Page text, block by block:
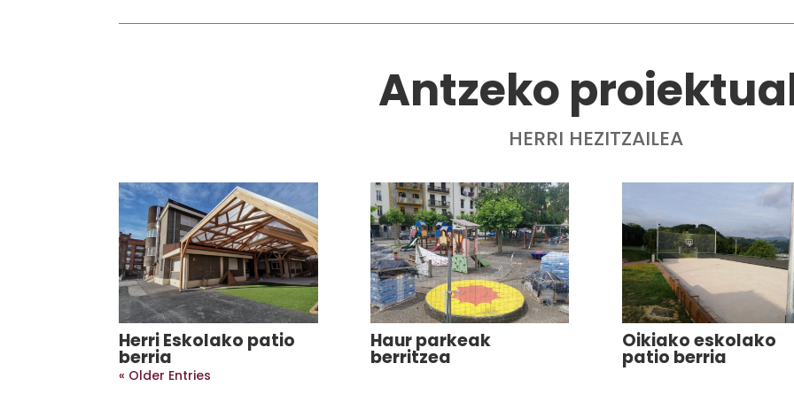
Antzeko
HERRI HEZITZAILEA
Herri Eskolako patio
berria
Haur parkeak
berritzea
Oikiako eskolako
patio berria
« Older Entries